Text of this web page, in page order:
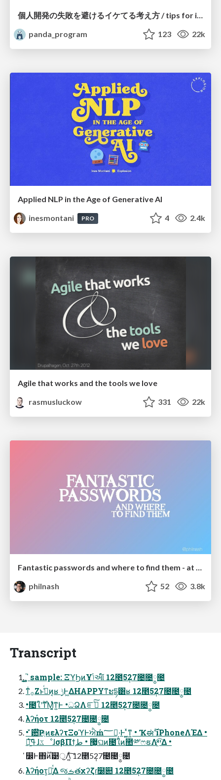
panda_program
123 22k
Applied NLP in the Age of Generative AI
inesmontani
PRO 4 2.4k
Agile that works and the tools we love
rasmusluckow
331 22k
philnash
52 3.8k
Transcript
̩̤̪̘̝ ̧̧̥̤̩̚ sample: ΞϓϦͷҰݴઆ໌ 12೥5݄27೔೔༵೔
ͳͥ࡞Ζ͏ͱߟ͑ͨͷ͔ʁ ࣮ݱͰ͖ΔHAPPYͳະདྷ͸ʁ 12೥5݄27೔೔༵೔
•೔ใʹ࣌ؒͳΜ͔͚ͯͳ͍Ͱ •ධՁΛೝࣝͯ͠ 12೥5݄27೔೔༵೔
λʔήοτ 12೥5݄27೔೔༵೔
• ̍̌਺໊Ҏ্ͷελʔτΞοϓͰਐḿ؅ཧ͕͏·͘Ͱ ͖͍ͯͳ͍ • Ҡಈ࣌ؒʹiPhoneΛΈΔ •
৽͍͠ߟ͑ɺػೳɺσβΠϯ͕޷͖ • طଘͷ೔ใͷ಺༰ʹෆຬΛײ͍ͯ͡Δ •
̍෼Ͱ΋࣌ؒͷ୹ॖΛ͍ͨ͠ 12೥5݄27೔೔༵೔
λʔήοτ๊͕͍͑ͯΔ જࡏతχʔζɾ໰୊ 12೥5݄27೔೔༵೔